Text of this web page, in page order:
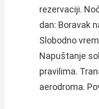
rezervaciji.
dan: Boravak
Slobodno
Napuštanje
pravilima.
aerodroma.